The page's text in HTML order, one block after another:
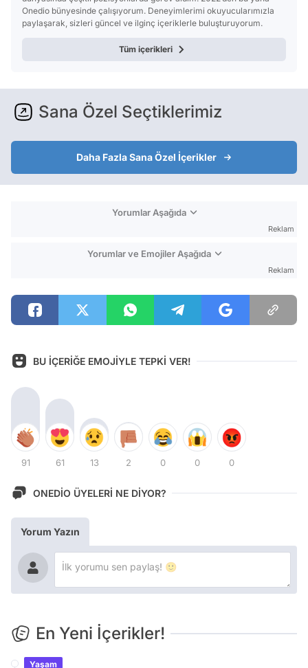
Onedio bünyesinde çalışıyorum. Deneyimlerimi okuyucularımızla
paylaşarak, sizleri güncel ve ilginç içeriklerle buluşturuyorum.
Tüm içerikleri
Sana Özel Seçtiklerimiz
Daha Fazla Sana Özel İçerikler
Yorumlar Aşağıda
Reklam
Yorumlar ve Emojiler Aşağıda
Reklam
BU İÇERİĞE EMOJİYLE TEPKİ VER!
91 61 13 2 0 0 0
ONEDİO ÜYELERİ NE DİYOR?
Yorum Yazın
En Yeni İçerikler!
Yaşam